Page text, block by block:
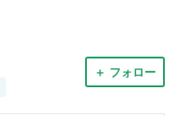
＋ フォロー